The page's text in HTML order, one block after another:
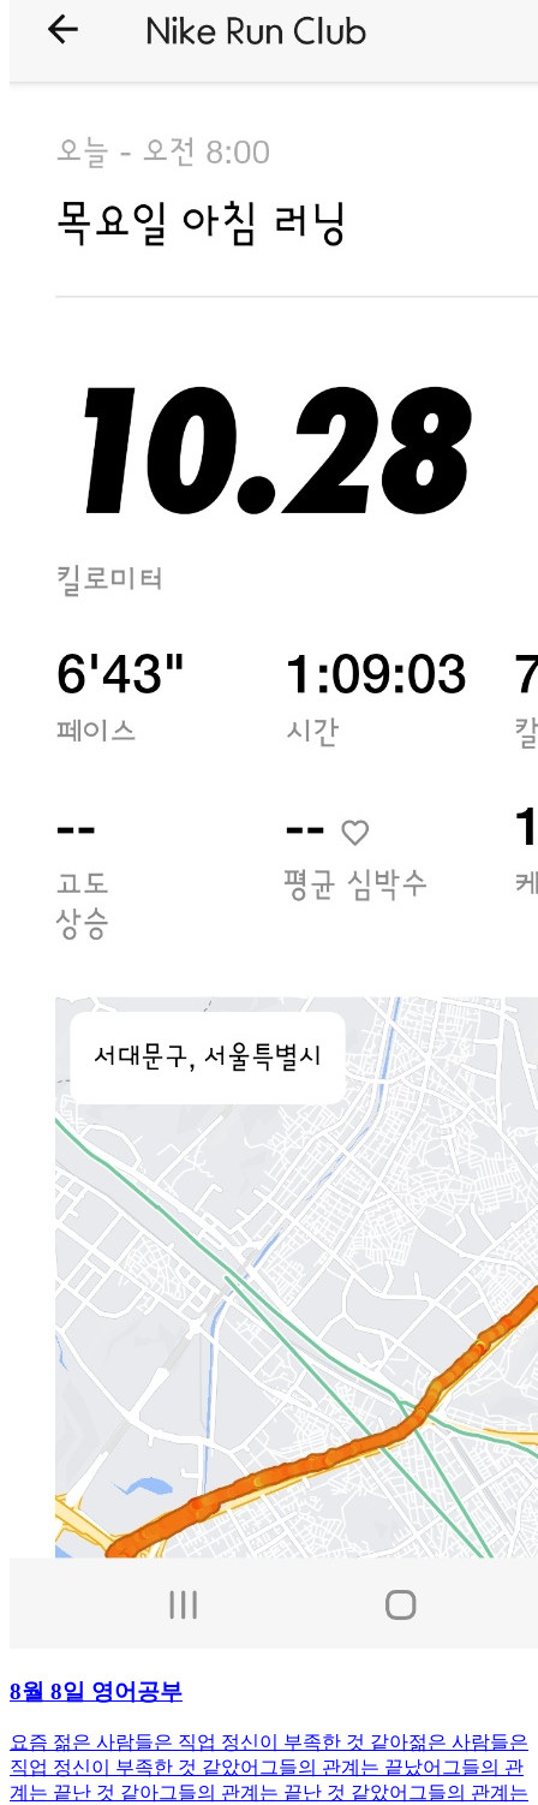
8월 8일 영어공부
요즘 젊은 사람들은 직업 정신이 부족한 것 같아젊은 사람들은
직업 정신이 부족한 것 같았어그들의 관계는 끝났어그들의 관
계는 끝난 것 같아그들의 관계는 끝난 것 같았어그들의 관계는